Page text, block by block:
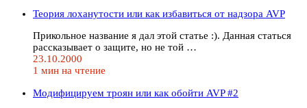
Теория лоханутости или как избавиться от надзора AVP
Прикольное название я дал этой статье :). Данная статься
рассказывает о защите, но не той …
23.10.2000
1 мин на чтение
Модифицируем троян или как обойти AVP #2